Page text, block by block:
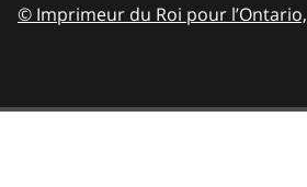
© Imprimeur du Roi pour l’Ontario,